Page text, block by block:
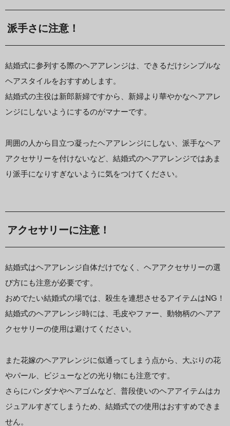
派手さに注意！
結婚式に参列する際のヘアアレンジは、できるだけシンプルな
ヘアスタイルをおすすめします。
結婚式の主役は新郎新婦ですから、新婦より華やかなヘアアレ
ンジにしないようにするのがマナーです。
周囲の人から目立つ凝ったヘアアレンジにしない、派手なヘア
アクセサリーを付けないなど、結婚式のヘアアレンジではあま
り派手になりすぎないように気をつけてください。
アクセサリーに注意！
結婚式はヘアアレンジ自体だけでなく、ヘアアクセサリーの選
び方にも注意が必要です。
おめでたい結婚式の場では、殺生を連想させるアイテムはNG！
結婚式のヘアアレンジ時には、毛皮やファー、動物柄のヘアア
クセサリーの使用は避けてください。
また花嫁のヘアアレンジに似通ってしまう点から、大ぶりの花
やパール、ビジューなどの光り物にも注意です。
さらにバンダナやヘアゴムなど、普段使いのヘアアイテムはカ
ジュアルすぎてしまうため、結婚式での使用はおすすめできま
せん。